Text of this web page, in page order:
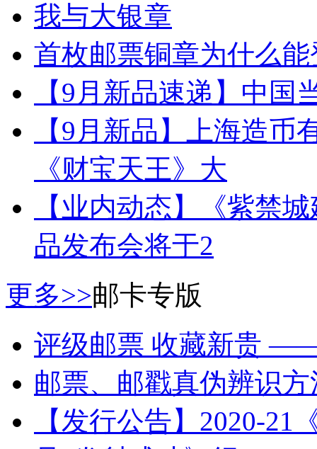
我与大银章
首枚邮票铜章为什么
【9月新品速递】中
【9月新品】上海造
《财宝天王》大
【业内动态】《紫禁
品发布会将于2
更多>>邮卡专版
评级邮票 收藏新贵
邮票、邮戳真伪辨识
【发行公告】2020-21